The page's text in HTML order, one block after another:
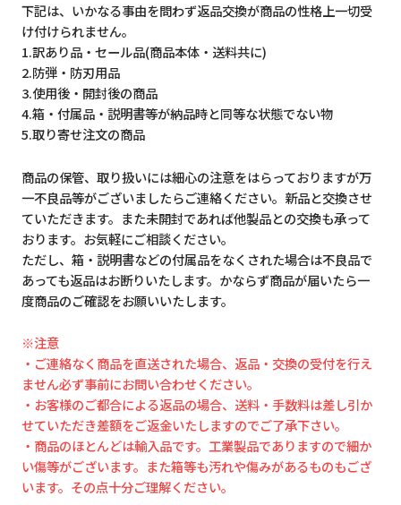
下記は、いかなる事由を問わず返品交換が商品の性格上一切受
け付けられません。
1.訳あり品・セール品(商品本体・送料共に)
2.防弾・防刃用品
3.使用後・開封後の商品
4.箱・付属品・説明書等が納品時と同等な状態でない物
5.取り寄せ注文の商品
商品の保管、取り扱いには細心の注意をはらっておりますが万
一不良品等がございましたらご連絡ください。新品と交換させ
ていただきます。また未開封であれば他製品との交換も承って
おります。お気軽にご相談ください。
ただし、箱・説明書などの付属品をなくされた場合は不良品で
あっても返品はお断りいたします。かならず商品が届いたら一
度商品のご確認をお願いいたします。
※注意
・ご連絡なく商品を直送された場合、返品・交換の受付を行え
ません必ず事前にお問い合わせください。
・お客様のご都合による返品の場合、送料・手数料は差し引か
せていただき差額をご返金いたしますのでご了承下さい。
・商品のほとんどは輸入品です。工業製品でありますので細か
い傷等がございます。また箱等も汚れや傷みがあるものもござ
います。その点十分ご理解ください。